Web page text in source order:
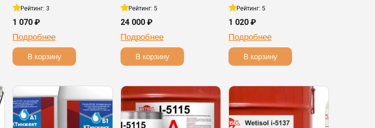
Рейтинг: 3
1 070 ₽
Подробнее
В корзину
Рейтинг: 5
24 000 ₽
Подробнее
В корзину
Рейтинг: 5
1 020 ₽
Подробнее
В корзину